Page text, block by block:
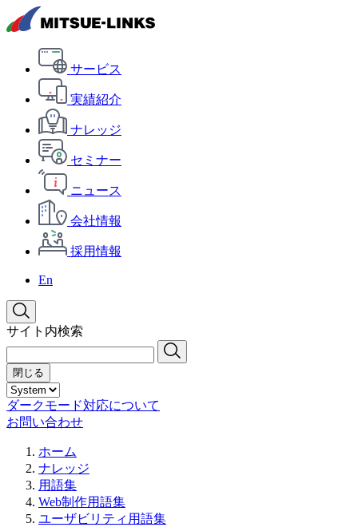
サービス
実績紹介
ナレッジ
セミナー
ニュース
会社情報
採用情報
En
サイト内検索
閉じる
ダークモード対応について
お問い合わせ
ホーム
ナレッジ
用語集
Web制作用語集
ユーザビリティ用語集